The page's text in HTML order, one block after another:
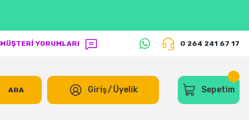
MÜŞTERİ YORUMLARI 0 264 241 67 17
ARA Giriş/Üyelik Sepetim